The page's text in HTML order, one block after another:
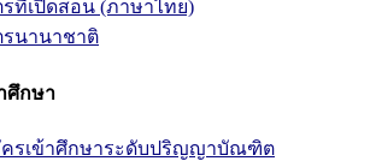
ที่เปิดสอน (ภาษาไทย)
นานาชาติ
ศึกษา
ครเข้าศึกษาระดับปริญญาบัณฑิต